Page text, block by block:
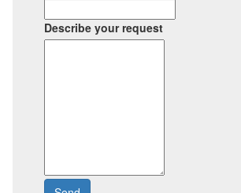
Describe your request